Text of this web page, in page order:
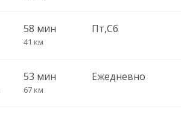
58 мин
41 км
Пт,Сб
53 мин
67 км
Ежедневно